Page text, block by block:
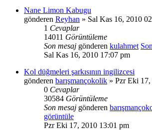
Nane Limon Kabugu
gönderen Reyhan » Sal Kas 16, 2010
1 Cevaplar
14011 Görüntüleme
Son mesaj gönderen kulahmet
Sal Kas 16, 2010 17:07 pm
Kol düğmeleri şarkısının ingilizcesi
gönderen barışmançokolik » Pzr Eki
0 Cevaplar
30584 Görüntüleme
Son mesaj gönderen
görüntüle
Pzr Eki 17, 2010 13:01 pm